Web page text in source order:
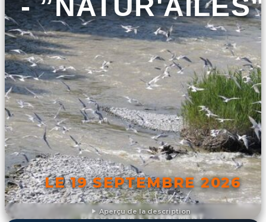
Aperçu de la description
LE 19 SEPTEMBRE 2026
DÉCOUVRIR L'ÉVÉNEMENT